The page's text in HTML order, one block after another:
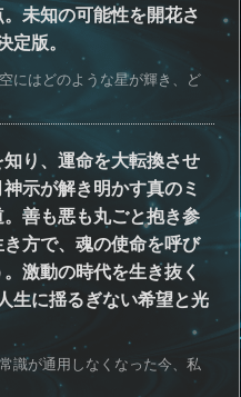
未知の可能性を開花さ
版。
にはどのような星が輝き、ど
り、運命を大転換させ
示が解き明かす真のミ
善も悪も丸ごと抱き参
方で、魂の使命を呼び
激動の時代を生き抜く
生に揺るぎない希望と光
識が通用しなくなった今、私